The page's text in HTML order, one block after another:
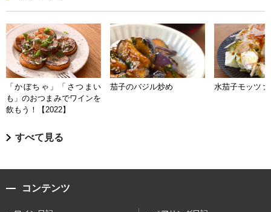
「かぼちゃ」「さつまい
も」のおつまみでワインを
飲もう！【2022】
茄子のバジル炒め 水茄子モッツァ
すべて見る
コンテンツ